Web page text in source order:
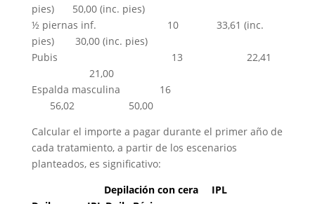
pies)……
50,00 (inc. pies)
½ piernas inf.
10….. …. 33,61 (inc.
pies)…….. 30,00 (inc. pies)
Pubis
13 22,41
21,00
Espalda masculina
16……..
56,02………………… 50,00
Calcular el importe a pagar durante el primer año de
cada tratamiento, a partir de los escenarios
planteados, es significativo:
Depilación con cera….. IPL